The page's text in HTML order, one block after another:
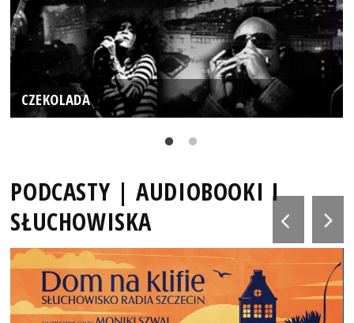
CZEKOLADA
PODCASTY | AUDIOBOOKI I
SŁUCHOWISKA